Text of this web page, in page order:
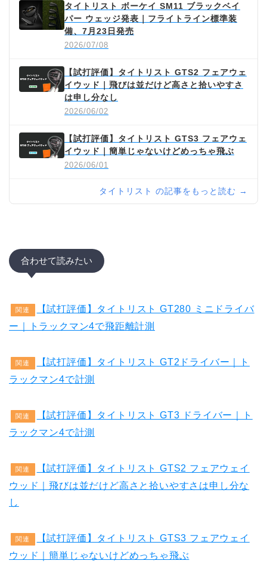
タイトリスト ボーケイ SM11 ブラックベイ
パー ウェッジ発表｜フライトライン標準装
備、7月23日発売
2026/07/08
【試打評価】タイトリスト GTS2 フェアウェ
イウッド｜飛びは並だけど高さと拾いやすさ
は申し分なし
2026/06/02
【試打評価】タイトリスト GTS3 フェアウェ
イウッド｜簡単じゃないけどめっちゃ飛ぶ
2026/06/01
タイトリスト の記事をもっと読む →
合わせて読みたい
関連
【試打評価】タイトリスト GT280 ミニドライバ
ー｜トラックマン4で飛距離計測
関連
【試打評価】タイトリスト GT2ドライバー｜ト
ラックマン4で計測
関連
【試打評価】タイトリスト GT3 ドライバー｜ト
ラックマン4で計測
関連
【試打評価】タイトリスト GTS2 フェアウェイ
ウッド｜飛びは並だけど高さと拾いやすさは申し分な
し
関連
【試打評価】タイトリスト GTS3 フェアウェイ
ウッド｜簡単じゃないけどめっちゃ飛ぶ